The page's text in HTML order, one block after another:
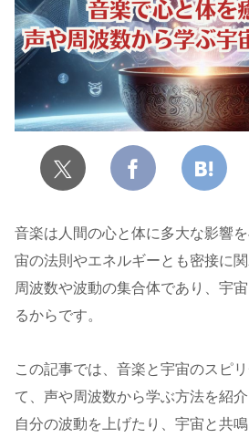
音楽は人間の心と体に多大な影響
宙の法則やエネルギーとも密接に
周波数や波動の集合体であり、宇
るからです。
この記事では、音楽と宇宙のスピ
て、声や周波数から学ぶ方法を紹
自分の波動を上げたり、宇宙と共